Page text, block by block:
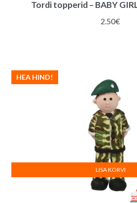
Tordi topperid – BABY
2.50€
HEA HIND!
LISA KORVI